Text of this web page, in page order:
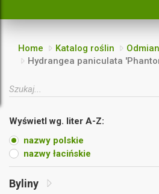
Home Katalog roślin
Hydrangea paniculata
Wyświetl wg. liter A-Z:
nazwy polskie
nazwy łacińskie
Byliny